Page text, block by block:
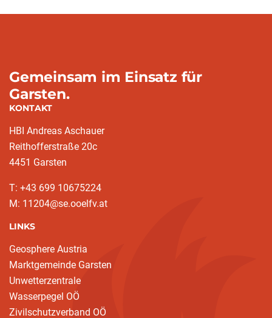
Gemeinsam im Einsatz für
Garsten.
KONTAKT
HBI Andreas Aschauer
Reithofferstraße 20c
4451 Garsten
T: ‭+43 699 10675224‬
M: 11204@se.ooelfv.at
LINKS
Geosphere Austria
Marktgemeinde Garsten
Unwetterzentrale
Wasserpegel OÖ
Zivilschutzverband OÖ